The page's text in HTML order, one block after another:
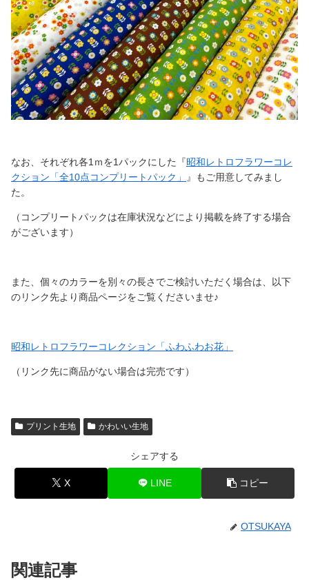
なお、それぞれ各1ｍを1パックにした『昭和レトロフラワーコレ
クション「全10点コンプリートパック」
』もご用意してみまし
た。
（コンプリートパックは在庫状況などにより掲載を終了する場合
がございます）
また、個々のカラーを別々の長さでご検討いただく場合は、以下
のリンク先より商品ページをご覧くださいませ♪
昭和レトロフラワーコレクション「ふわふわお花」
（リンク先に商品がない場合は完売です）
プリント生地 かわいい生地
シェアする
X LINE コピー
OTSUKAYA
関連記事